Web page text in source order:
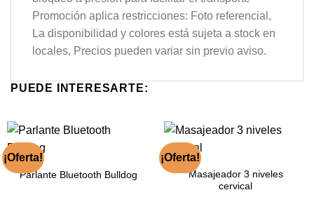
Promoción aplica restricciones: Foto referencial,
La disponibilidad y colores está sujeta a stock en
locales, Precios pueden variar sin previo aviso.
PUEDE INTERESARTE:
¡Oferta!
Parlante Bluetooth Bulldog
¡Oferta!
Masajeador 3 niveles
cervical